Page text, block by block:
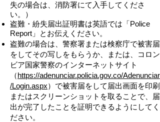
失の場合は、消防署にて入手してくださ
い。）
盗難・紛失届出証明書は英語では「Police
Report」とお伝えください。
盗難の場合は、警察署または検察庁で被害届
をしてその写しをもらうか、または、コロン
ビア国家警察のインターネットサイト
（https://adenunciar.policia.gov.co/Adenunciar
/Login.aspx）で被害届をして届出画面を印刷
またはスクリーンショットを取ることで、届
出が完了したことを証明できるようにしてく
ださい。